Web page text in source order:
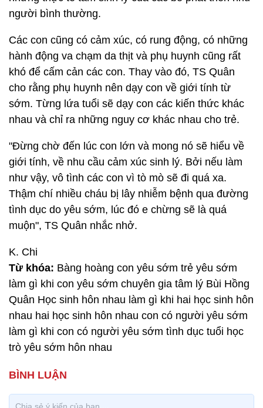
người bình thường.
Các con cũng có cảm xúc, có rung động, có những
hành động va chạm da thịt và phụ huynh cũng rất
khó để cấm cản các con. Thay vào đó, TS Quân
cho rằng phụ huynh nên dạy con về giới tính từ
sớm. Từng lứa tuổi sẽ dạy con các kiến thức khác
nhau và chỉ ra những nguy cơ khác nhau cho trẻ.
"Đừng chờ đến lúc con lớn và mong nó sẽ hiểu về
giới tính, về nhu cầu cảm xúc sinh lý. Bởi nếu làm
như vậy, vô tình các con vì tò mò sẽ đi quá xa.
Thậm chí nhiều cháu bị lây nhiễm bệnh qua đường
tình dục do yêu sớm, lúc đó e chừng sẽ là quá
muộn", TS Quân nhắc nhở.
K. Chi
Từ khóa: Bàng hoàng con yêu sớm trẻ yêu sớm
làm gì khi con yêu sớm chuyên gia tâm lý Bùi Hồng
Quân Học sinh hôn nhau làm gì khi hai học sinh hôn
nhau hai học sinh hôn nhau con có người yêu sớm
làm gì khi con có người yêu sớm tình dục tuổi học
trò yêu sớm hôn nhau